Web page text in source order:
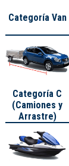
Categoría Van
Categoría C
(Camiones y
Arrastre)